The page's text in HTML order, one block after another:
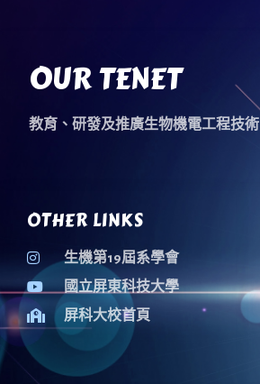
OTHER LINKS
生機第19屆系學會
國立屏東科技大學
屏科大校首頁
OUR TENET
教育、研發及推廣生物機電工程技術